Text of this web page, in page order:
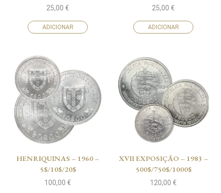
25,00 €
ADICIONAR
25,00 €
ADICIONAR
HENRIQUINAS – 1960 –
5$/10$/20$
100,00 €
XVII EXPOSIÇÃO – 1983 –
500$/750$/1000$
120,00 €